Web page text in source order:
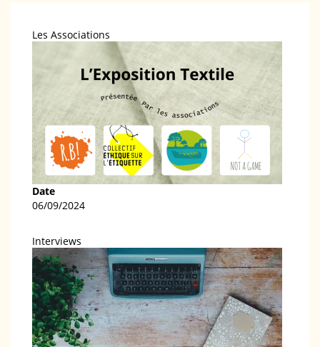
Les Associations
Date
06/09/2024
Interviews